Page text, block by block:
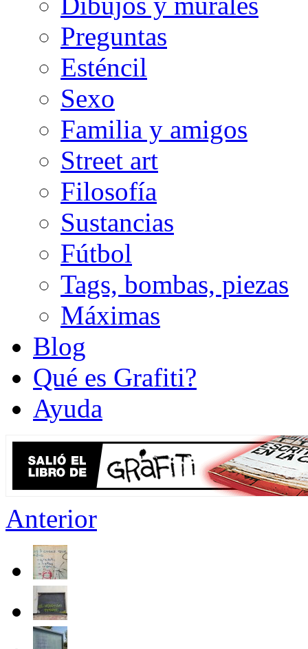
Preguntas
Esténcil
Sexo
Familia y amigos
Street art
Filosofía
Sustancias
Fútbol
Tags, bombas, piezas
Máximas
Blog
Qué es Grafiti?
Ayuda
Anterior